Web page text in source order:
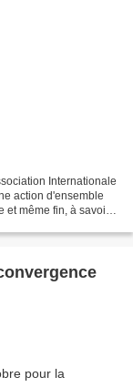
Internationale
action d'ensemble
même fin, à savoir :